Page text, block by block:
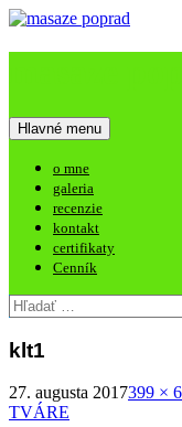
Hľadať
Hlavné menu Preskočiť
na
o mne
galeria
recenzie
kontakt
certifikaty
Cenník
Hľadať:
klt1
27. augusta 2017399 ×
TVÁRE